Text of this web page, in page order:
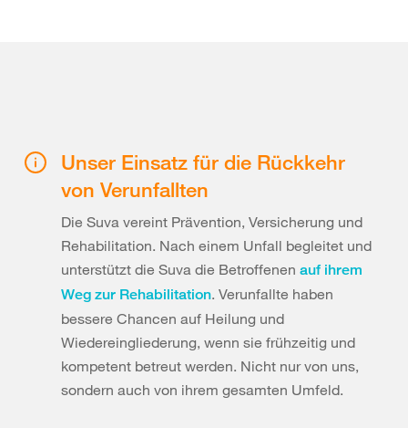
Unser Einsatz für die Rückkehr
von Verunfallten
Die Suva vereint Prävention, Versicherung und
Rehabilitation. Nach einem Unfall begleitet und
unterstützt die Suva die Betroffenen auf ihrem
Weg zur Rehabilitation. Verunfallte haben
bessere Chancen auf Heilung und
Wiedereingliederung, wenn sie frühzeitig und
kompetent betreut werden. Nicht nur von uns,
sondern auch von ihrem gesamten Umfeld.